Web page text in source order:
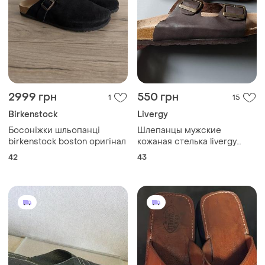
2999 грн 1
Birkenstock
Босоніжки шльопанці
birkenstock boston оригінал
42
550 грн 15
Livergy
Шлепанцы мужские
кожаная стелька livergy
нитевичка, р. eu 43
43